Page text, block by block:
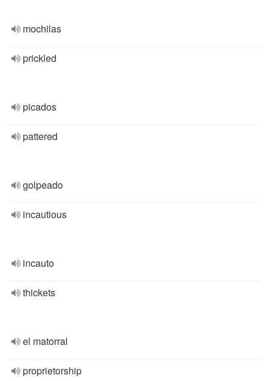
mochilas
prickled
picados
pattered
golpeado
incautious
incauto
thickets
el matorral
proprietorship